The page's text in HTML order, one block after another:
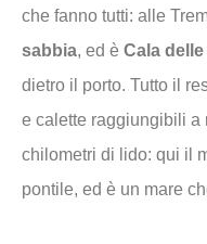
che fanno tutti: alle
sabbia, ed è Cala
dietro il porto. Tutto il
e calette raggiungibili a
chilometri di lido: qui il
pontile, ed è un mare